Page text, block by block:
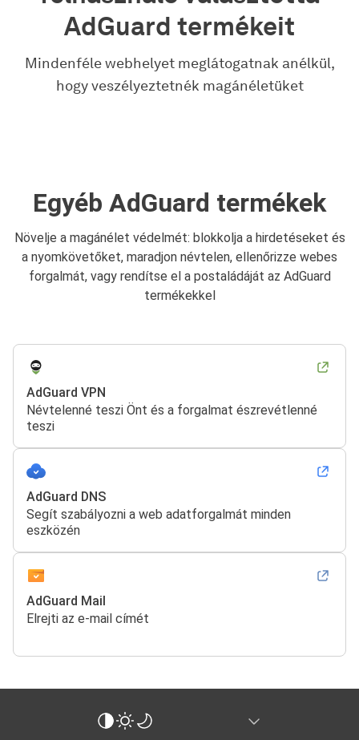
AdGuard termékeit
Mindenféle webhelyet meglátogatnak anélkül,
hogy veszélyeztetnék magánéletüket
Egyéb AdGuard termékek
Növelje a magánélet védelmét: blokkolja a hirdetéseket és
a nyomkövetőket, maradjon névtelen, ellenőrizze webes
forgalmát, vagy rendítse el a postaládáját az AdGuard
termékekkel
AdGuard VPN
Névtelenné teszi Önt és a forgalmat észrevétlenné
teszi
AdGuard DNS
Segít szabályozni a web adatforgalmát minden
eszközén
AdGuard Mail
Elrejti az e-mail címét